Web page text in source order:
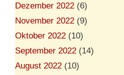
Dezember 2022 (6)
November 2022 (9)
Oktober 2022 (10)
September 2022 (14)
August 2022 (10)